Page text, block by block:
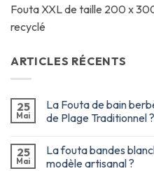
Fouta XXL de taille 200 x
recyclé
ARTICLES RÉCENTS
25
Mai
La Fouta de bain
de Plage Traditionnel ?
25
Mai
La fouta bandes
modèle artisanal ?